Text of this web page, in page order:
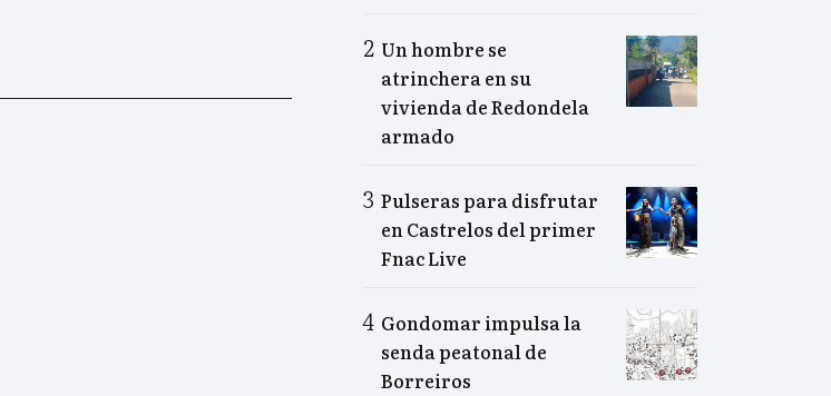
Un hombre se
atrinchera en su
vivienda de Redondela
armado
Pulseras para disfrutar
en Castrelos del primer
Fnac Live
Gondomar impulsa la
senda peatonal de
Borreiros